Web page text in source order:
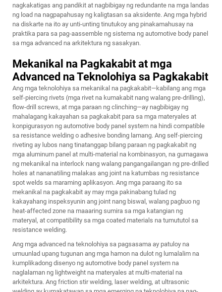
nagkakatigas ang pandikit at nagbibigay ng redundante na mga landas
ng load na nagpapahusay ng kaligtasan sa aksidente. Ang mga hybrid
na diskarte na ito ay unti-unting tinutukoy ang pinakamahusay na
praktika para sa pag-aassemble ng sistema ng automotive body panel
sa mga advanced na arkitektura ng sasakyan.
Mekanikal na Pagkakabit at mga
Advanced na Teknolohiya sa Pagkakabit
Ang mga teknolohiya sa mekanikal na pagkakabit—kabilang ang mga
self-piercing rivets (mga rivet na kumakabit nang walang pre-drilling),
flow-drill screws, at mga paraan ng clinching—ay nagbibigay ng
mahalagang kakayahan sa pagkakabit para sa mga materyales at
konpigurasyon ng automotive body panel system na hindi compatible
sa resistance welding o adhesive bonding lamang. Ang self-piercing
riveting ay lubos nang tinatanggap bilang paraan ng pagkakabit ng
mga aluminum panel at multi-material na kombinasyon, na gumagawa
ng mekanikal na interlock nang walang pangangailangan ng pre-drilled
holes at nananatiling malakas ang joint na katumbas ng resistance
spot welds sa maraming aplikasyon. Ang mga paraang ito sa
mekanikal na pagkakabit ay may mga pakinabang tulad ng
kakayahang inspeksyunin ang joint nang biswal, walang pagbuo ng
heat-affected zone na maaaring sumira sa mga katangian ng
materyal, at compatibility sa mga coated materials na tumututol sa
resistance welding.
Ang mga advanced na teknolohiya sa pagsasama ay patuloy na
umuunlad upang tugunan ang mga hamon na dulot ng lumalalim na
kumplikadong disenyo ng automotive body panel system na
naglalaman ng lightweight na materyales at multi-material na
arkitektura. Ang friction stir welding, laser welding, at ultrasonic